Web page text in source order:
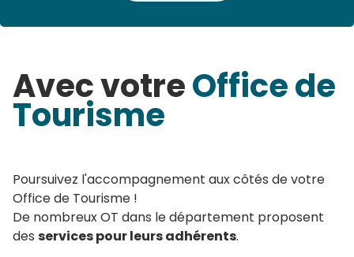
Avec votreOffice de
Tourisme
Poursuivez l'accompagnement aux côtés de votre
Office de Tourisme !
De nombreux OT dans le département proposent
des services pour leurs adhérents.